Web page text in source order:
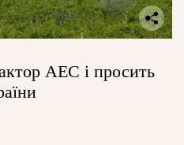
АЕС і просить